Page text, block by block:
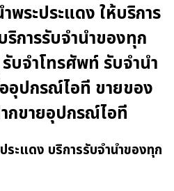
ระประแดง ให้บริการ
การรับจำนำของทุก
บจำโทรศัพท์ รับจำนำ
อุปกรณ์ไอที ขายของ
กขายอุปกรณ์ไอที
ะแดง บริการรับจำนำของทุก